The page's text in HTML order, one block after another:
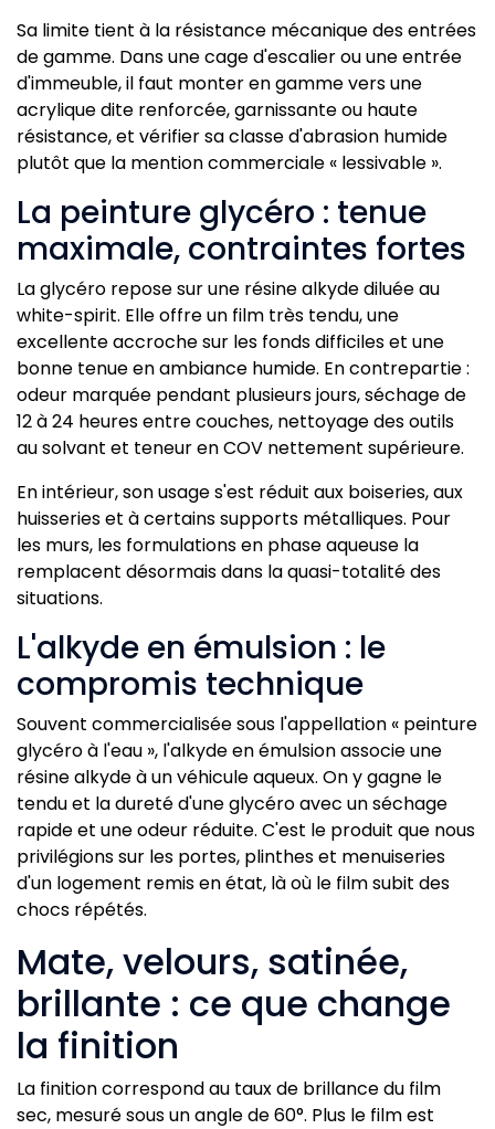
Sa limite tient à la résistance mécanique des entrées
de gamme. Dans une cage d'escalier ou une entrée
d'immeuble, il faut monter en gamme vers une
acrylique dite renforcée, garnissante ou haute
résistance, et vérifier sa classe d'abrasion humide
plutôt que la mention commerciale « lessivable ».
La peinture glycéro : tenue
maximale, contraintes fortes
La glycéro repose sur une résine alkyde diluée au
white-spirit. Elle offre un film très tendu, une
excellente accroche sur les fonds difficiles et une
bonne tenue en ambiance humide. En contrepartie :
odeur marquée pendant plusieurs jours, séchage de
12 à 24 heures entre couches, nettoyage des outils
au solvant et teneur en COV nettement supérieure.
En intérieur, son usage s'est réduit aux boiseries, aux
huisseries et à certains supports métalliques. Pour
les murs, les formulations en phase aqueuse la
remplacent désormais dans la quasi-totalité des
situations.
L'alkyde en émulsion : le
compromis technique
Souvent commercialisée sous l'appellation « peinture
glycéro à l'eau », l'alkyde en émulsion associe une
résine alkyde à un véhicule aqueux. On y gagne le
tendu et la dureté d'une glycéro avec un séchage
rapide et une odeur réduite. C'est le produit que nous
privilégions sur les portes, plinthes et menuiseries
d'un logement remis en état, là où le film subit des
chocs répétés.
Mate, velours, satinée,
brillante : ce que change
la finition
La finition correspond au taux de brillance du film
sec, mesuré sous un angle de 60°. Plus le film est